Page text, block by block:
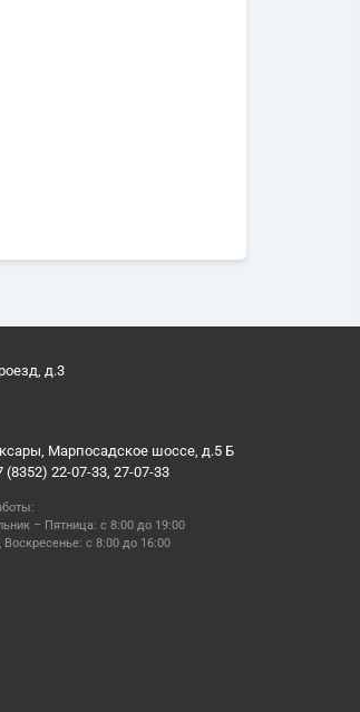
д.3
Марпосадское шоссе, д.5 Б
(8352) 22-07-33, 27-07-33
– Пятница: с 8:00 до 19:00
Воскресенье: с 8:00 до 16:00